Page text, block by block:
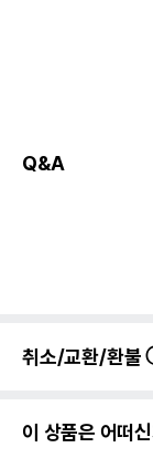
Q&A
취소/교환/환불
이 상품은 어떠